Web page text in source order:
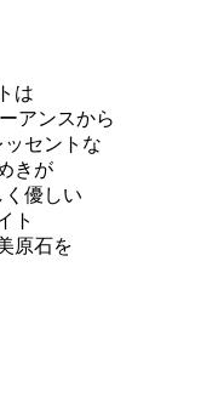
は
アンスから
セントな
きが
優しい
ト
原石を